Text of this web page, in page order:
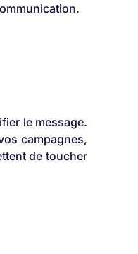
le message.
campagnes,
de toucher